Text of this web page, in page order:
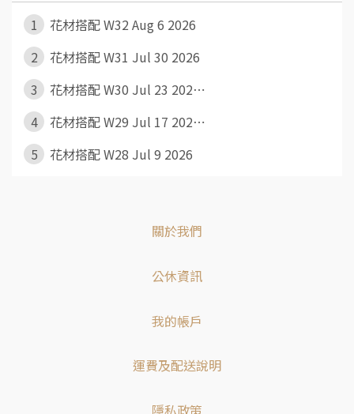
1
花材搭配 W32 Aug 6 2026
2
花材搭配 W31 Jul 30 2026
3
花材搭配 W30 Jul 23 202⋯
4
花材搭配 W29 Jul 17 202⋯
5
花材搭配 W28 Jul 9 2026
關於我們
公休資訊
我的帳戶
運費及配送說明
隱私政策